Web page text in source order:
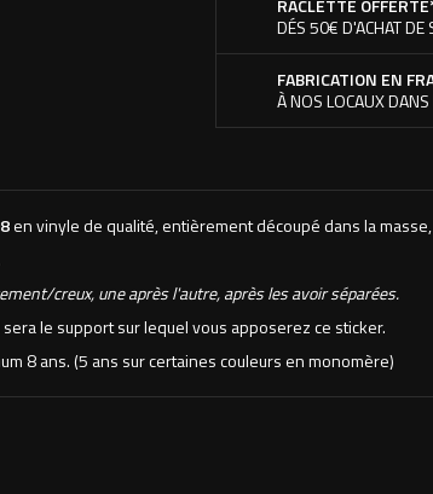
DÉS 50€ D'ACHAT DE
FABRICATION EN
À NOS LOCAUX DANS
en vinyle de qualité, entièrement découpé dans la
creux, une après l'autre, après les avoir séparées.
le support sur lequel vous apposerez ce sticker.
8 ans. (5 ans sur certaines couleurs en monomère)